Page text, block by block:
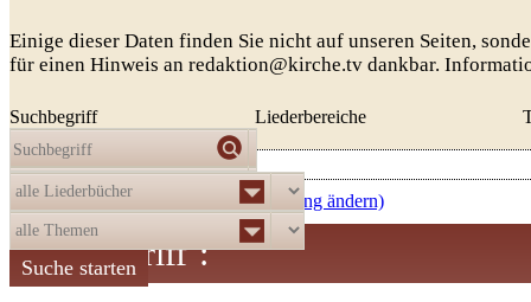
Einige dieser Daten finden Sie nicht auf unseren Seiten,
für einen Hinweis an redaktion@kirche.tv dankbar.
Suchbegriff Liederbereiche
Die Auswahlergab521Treffer:
absteigend nach Nummer (Sortierung ändern)
Suchbegriff :